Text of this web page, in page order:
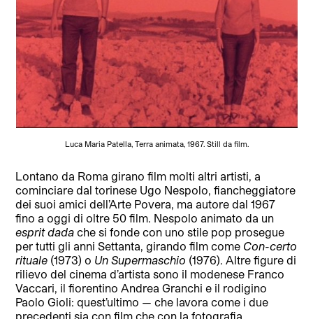
Luca Maria Patella, Terra animata, 1967. Still da film.
Lontano da Roma girano film molti altri artisti, a
cominciare dal torinese Ugo Nespolo, fiancheggiatore
dei suoi amici dell’Arte Povera, ma autore dal 1967
fino a oggi di oltre 50 film. Nespolo animato da un
esprit dada che si fonde con uno stile pop prosegue
per tutti gli anni Settanta, girando film come Con-certo
rituale (1973) o Un Supermaschio (1976). Altre figure di
rilievo del cinema d’artista sono il modenese Franco
Vaccari, il fiorentino Andrea Granchi e il rodigino
Paolo Gioli: quest’ultimo — che lavora come i due
precedenti sia con film che con la fotografia,